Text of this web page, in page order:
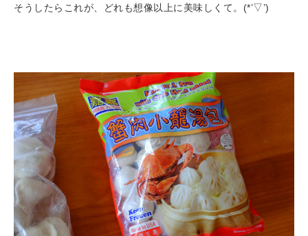
そうしたらこれが、どれも想像以上に美味しくて。(*’▽’)